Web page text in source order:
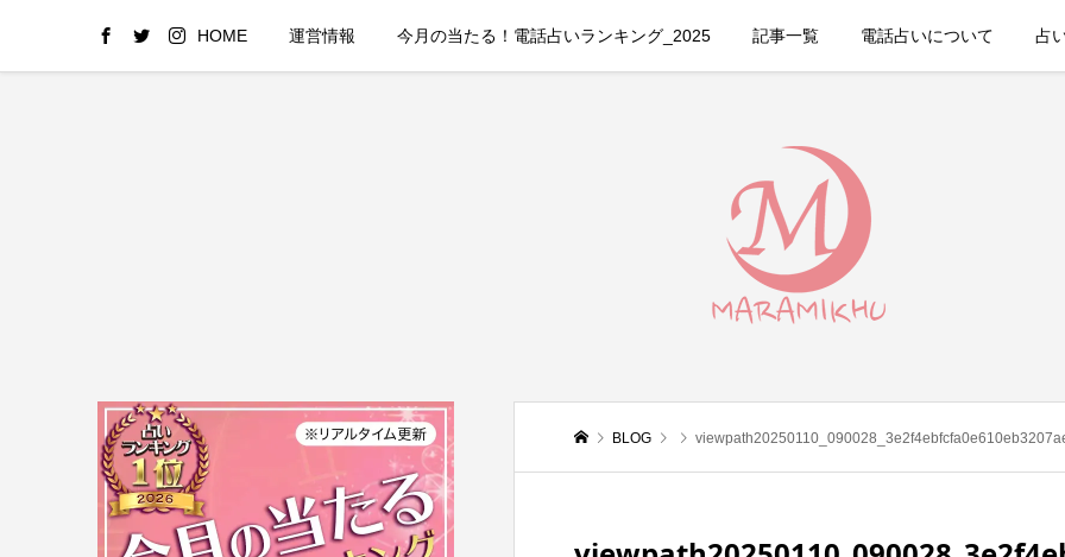
HOME 運営情報 今月の当たる！電話占いランキング_2025 記事一覧 電話占いについて 占
BLOG